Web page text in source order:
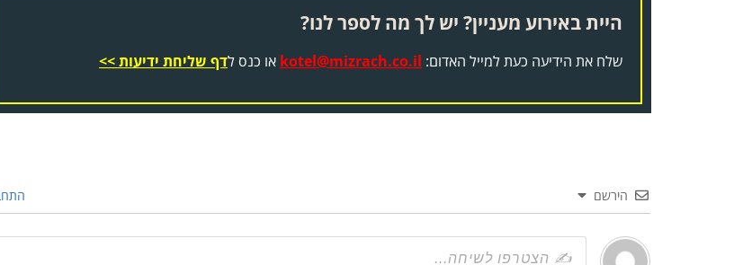
היית באירוע מעניין? יש לך מה לספר לנו?
שלח את הידיעה כעת למייל האדום: kotel@mizrach.co.il או כנס לדף שליחת ידיעות >>
הירשם